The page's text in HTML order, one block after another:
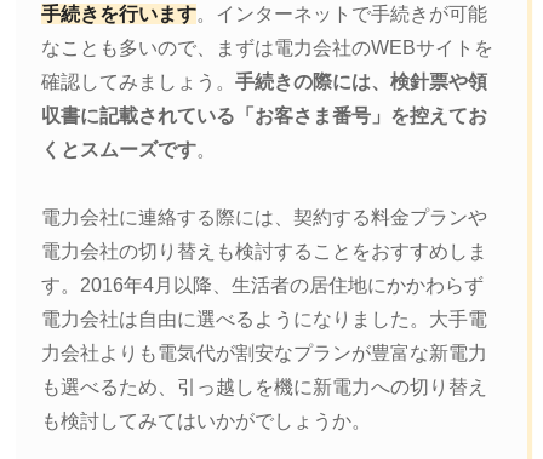
手続きを行います。インターネットで手続きが可能
なことも多いので、まずは電力会社のWEBサイトを
確認してみましょう。手続きの際には、検針票や領
収書に記載されている「お客さま番号」を控えてお
くとスムーズです。
電力会社に連絡する際には、契約する料金プランや
電力会社の切り替えも検討することをおすすめしま
す。2016年4月以降、生活者の居住地にかかわらず
電力会社は自由に選べるようになりました。大手電
力会社よりも電気代が割安なプランが豊富な新電力
も選べるため、引っ越しを機に新電力への切り替え
も検討してみてはいかがでしょうか。